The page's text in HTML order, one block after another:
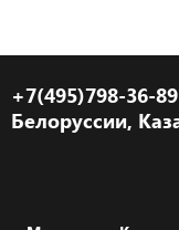
+7(495)798-36-
Белоруссии,